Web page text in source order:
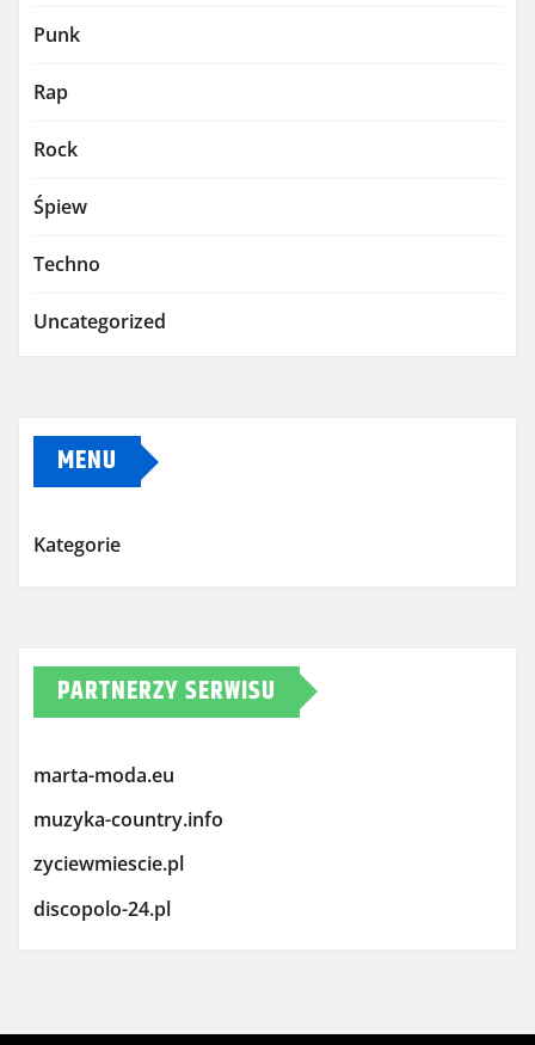
Punk
Rap
Rock
Śpiew
Techno
Uncategorized
MENU
Kategorie
PARTNERZY SERWISU
marta-moda.eu
muzyka-country.info
zyciewmiescie.pl
discopolo-24.pl